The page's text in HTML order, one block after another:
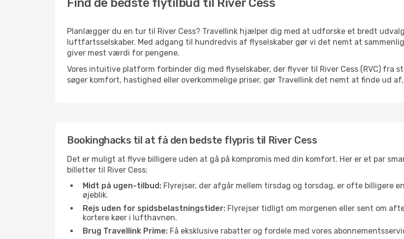
Find de bedste flytilbud til River Cess
Planlægger du en tur til River Cess? Travellink hjælper dig med at udforske et bredt
luftfartsselskaber. Med adgang til hundredvis af flyselskaber gør vi det nemt at
giver mest værdi for pengene.
Vores intuitive platform forbinder dig med flyselskaber, der flyver til River Cess (RVC) fra
søger komfort, hastighed eller overkommelige priser, gør Travellink det nemt at finde ud
Bookinghacks til at få den bedste flypris til River Cess
Det er muligt at flyve billigere uden at gå på kompromis med din komfort. Her er et par
billetter til River Cess:
Midt på ugen-tilbud: Flyrejser, der afgår mellem tirsdag og torsdag, er ofte billigere
øjeblik.
Rejs uden for spidsbelastningstider: Flyrejser tidligt om morgenen eller sent om
kortere køer i lufthavnen.
Brug Travellink Prime: Få eksklusive rabatter og fordele med vores